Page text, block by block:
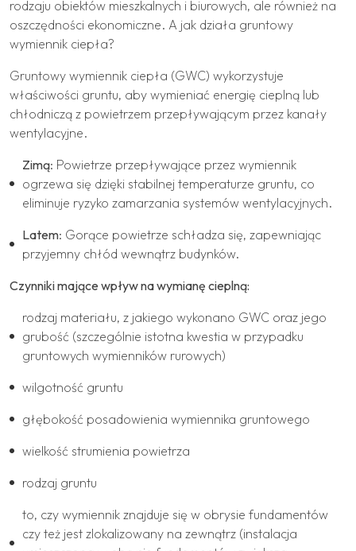
rodzaju obiektów mieszkalnych i biurowych, ale również na
oszczędności ekonomiczne. A jak działa gruntowy
wymiennik ciepła?
Gruntowy wymiennik ciepła (GWC) wykorzystuje
właściwości gruntu, aby wymieniać energię cieplną lub
chłodniczą z powietrzem przepływającym przez kanały
wentylacyjne.
Zimą: Powietrze przepływające przez wymiennik
ogrzewa się dzięki stabilnej temperaturze gruntu, co
eliminuje ryzyko zamarzania systemów wentylacyjnych.
Latem: Gorące powietrze schładza się, zapewniając
przyjemny chłód wewnątrz budynków.
Czynniki mające wpływ na wymianę cieplną:
rodzaj materiału, z jakiego wykonano GWC oraz jego
grubość (szczególnie istotna kwestia w przypadku
gruntowych wymienników rurowych)
wilgotność gruntu
głębokość posadowienia wymiennika gruntowego
wielkość strumienia powietrza
rodzaj gruntu
to, czy wymiennik znajduje się w obrysie fundamentów
czy też jest zlokalizowany na zewnątrz (instalacja